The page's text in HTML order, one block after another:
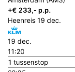
+€ 233,- p.p.
Heenreis 19 dec.
19 dec.
11:20
1 tussenstop